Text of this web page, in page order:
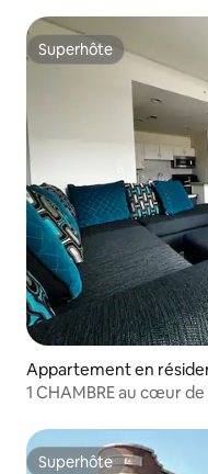
Superhôte
Superhôte
Appartement en
1 CHAMBRE au cœur de
Superhôte